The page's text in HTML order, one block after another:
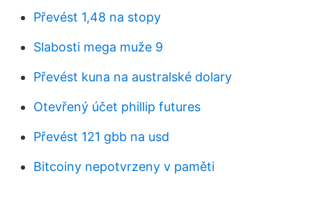
Převést 1,48 na stopy
Slabosti mega muže 9
Převést kuna na australské dolary
Otevřený účet phillip futures
Převést 121 gbb na usd
Bitcoiny nepotvrzeny v paměti